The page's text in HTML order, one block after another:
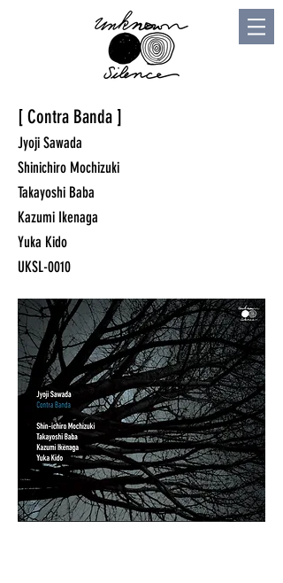
[ Contra Banda ]
Jyoji Sawada
Shinichiro Mochizuki
Takayoshi Baba
Kazumi Ikenaga
Yuka Kido
UKSL-0010